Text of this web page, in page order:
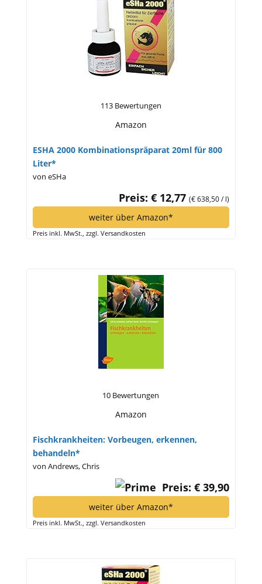
113 Bewertungen
Amazon
ESHA 2000 Kombinationspräparat 20ml für 800
Liter*
von eSHa
Preis: € 12,77(€ 638,50 / l)
weiter über Amazon*
Preis inkl. MwSt., zzgl. Versandkosten
10 Bewertungen
Amazon
Fischkrankheiten: Vorbeugen, erkennen,
behandeln*
von Andrews, Chris
Preis: € 39,90
weiter über Amazon*
Preis inkl. MwSt., zzgl. Versandkosten